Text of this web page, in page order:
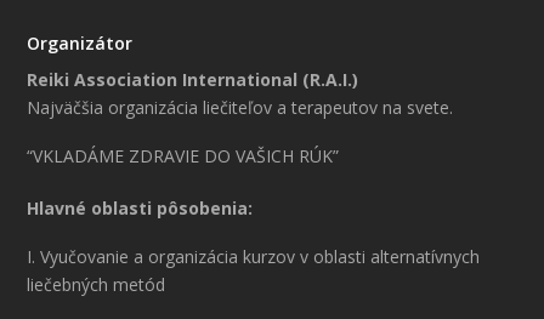
Organizátor
Reiki Association International (R.A.I.)
Najväčšia organizácia liečiteľov a terapeutov na svete.
“VKLADÁME ZDRAVIE DO VAŠICH RÚK”
Hlavné oblasti pôsobenia:
I. Vyučovanie a organizácia kurzov v oblasti alternatívnych
liečebných metód